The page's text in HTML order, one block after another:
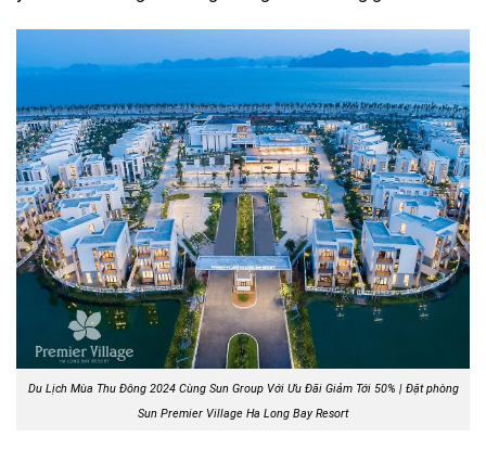
Du Lịch Mùa Thu Đông 2024 Cùng Sun Group Với Ưu Đãi Giảm Tới 50% | Đặt phòng
Sun Premier Village Ha Long Bay Resort